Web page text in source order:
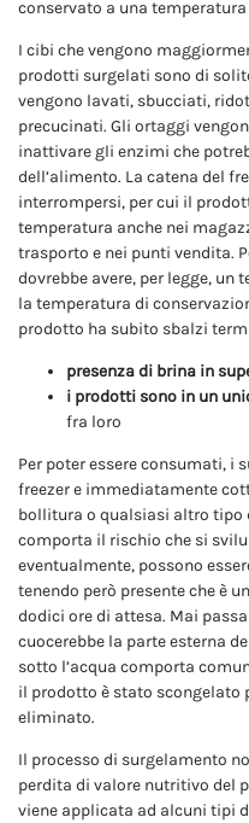
conservato a una
I cibi che vengono
prodotti surgelati sono di
vengono lavati, sbucciati,
precucinati. Gli ortaggi
inattivare gli enzimi che
dell’alimento. La catena del
interrompersi, per cui il
temperatura anche nei
trasporto e nei punti vendita.
dovrebbe avere, per legge, un
la temperatura di
prodotto ha subito sbalzi
presenza di brina in
i prodotti sono in un
fra loro
Per poter essere consumati, i
freezer e immediatamente
bollitura o qualsiasi altro tipo
comporta il rischio che si
eventualmente, possono
tenendo però presente che è
dodici ore di attesa. Mai
cuocerebbe la parte esterna
sotto l’acqua comporta
il prodotto è stato scongelato
eliminato.
Il processo di surgelamento
perdita di valore nutritivo del
viene applicata ad alcuni tipi